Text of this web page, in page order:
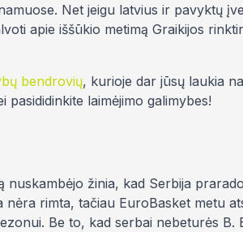
Net jeigu latvius ir pavyktų
apie iššūkio metimą Graikijos
bendrovių, kurioje dar jūsų laukia
laimėjimo galimybes!
žinia, kad Serbija
rimta, tačiau EuroBasket metu
Be to, kad serbai nebeturės B.